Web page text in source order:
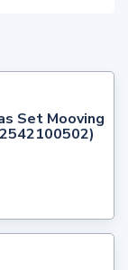
Set Mooving